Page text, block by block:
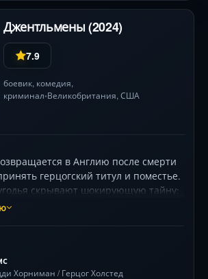
Джентльмены (2024)
7.9
боевик, комедия,
криминал•Великобритания, США
в Англию после смерти
герцогский титул и поместье.
скрывают шокирующую тайну:
марихуаны, контролируемую
Эспозито) и харизматичная
(Кая Скоделарио) втягивают
Хорниман / Герцог Холстед